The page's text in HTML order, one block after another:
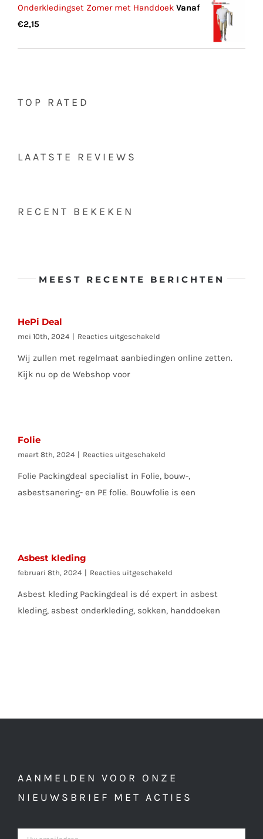
Onderkledingset Zomer met Handdoek Vanaf
€2,15
TOP RATED
LAATSTE REVIEWS
RECENT BEKEKEN
MEEST RECENTE BERICHTEN
HePi Deal
mei 10th, 2024 | Reacties uitgeschakeld
Deal
Wij zullen met regelmaat aanbiedingen online zetten.
Kijk nu op de Webshop voor
Folie
maart 8th, 2024 | Reacties uitgeschakeld
Folie Packingdeal specialist in Folie, bouw-,
asbestsanering- en PE folie. Bouwfolie is een
Asbest kleding
februari 8th, 2024 | Reacties uitgeschakeld
kleding
Asbest kleding Packingdeal is dé expert in asbest
kleding, asbest onderkleding, sokken, handdoeken
AANMELDEN VOOR ONZE
NIEUWSBRIEF MET ACTIES